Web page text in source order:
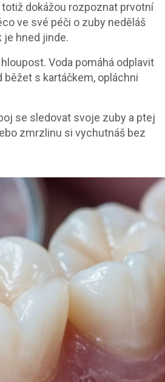
dokážou rozpoznat prvotní
ve své péči o zuby neděláš
je hned jinde.
Voda pomáhá odplavit
s kartáčkem, opláchni
se sledovat svoje zuby a ptej
zmrzlinu si vychutnáš bez